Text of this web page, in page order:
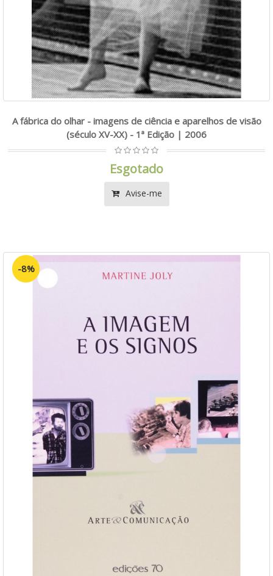
A fábrica do olhar - imagens de ciência e aparelhos de visão
(século XV-XX) - 1ª Edição | 2006
Esgotado
Avise-me
-8%